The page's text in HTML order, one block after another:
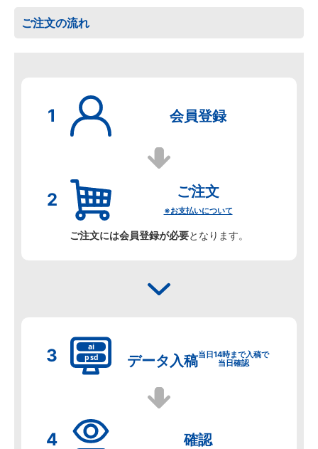
ご注文の流れ
会員登録
ご注文
※お支払いについて
ご注文には会員登録が必要となります。
データ入稿当日14時まで入稿で
当日確認
確認